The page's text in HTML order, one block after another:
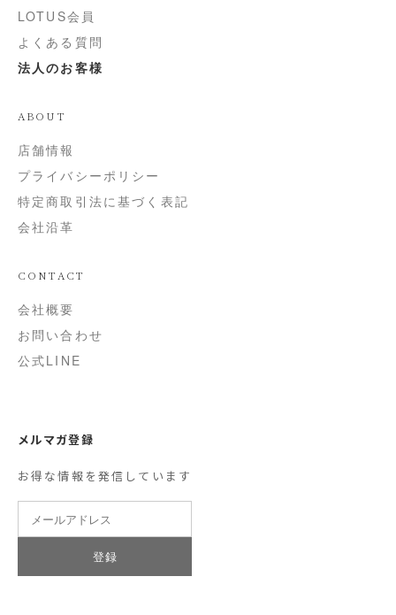
LOTUS会員
よくある質問
法人のお客様
ABOUT
店舗情報
プライバシーポリシー
特定商取引法に基づく表記
会社沿革
CONTACT
会社概要
お問い合わせ
公式LINE
メルマガ登録
お得な情報を発信しています
登録